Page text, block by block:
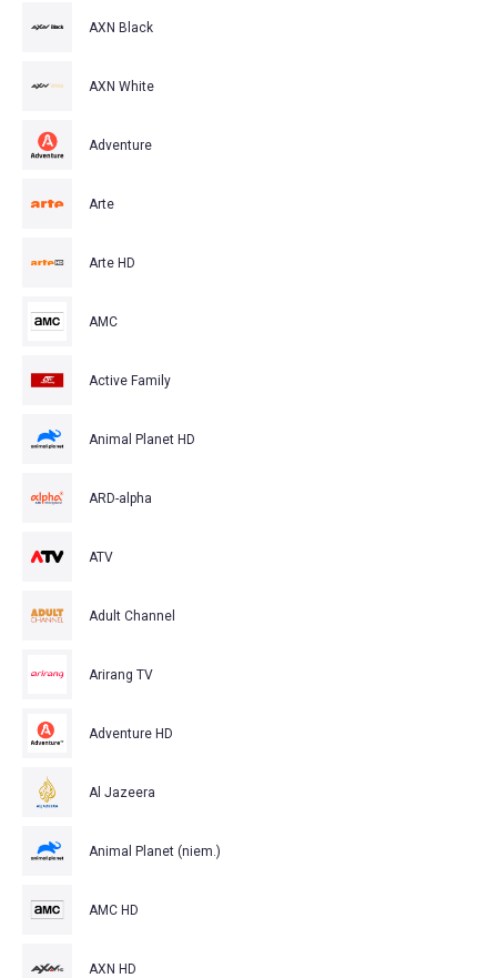
AXN Black
AXN White
Adventure
Arte
Arte HD
AMC
Active Family
Animal Planet HD
ARD-alpha
ATV
Adult Channel
Arirang TV
Adventure HD
Al Jazeera
Animal Planet (niem.)
AMC HD
AXN HD